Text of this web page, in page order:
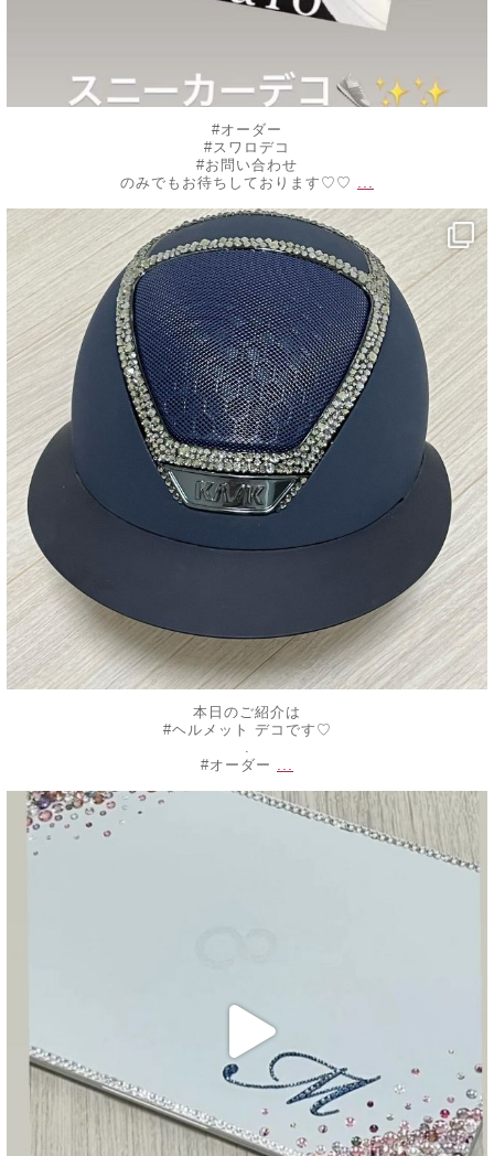
#オーダー
#スワロデコ
#お問い合わせ
のみでもお待ちしております♡♡
decojewelrymahalo
10月 20
本日のご紹介は
#ヘルメット デコです♡
#オーダー
decojewelrymahalo
10月 16